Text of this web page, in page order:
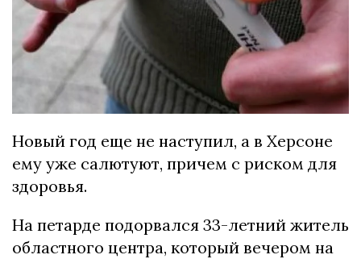
Новый год еще не наступил, а в Херсоне
ему уже салютуют, причем с риском для
здоровья.
На петарде подорвался 33-летний житель
областного центра, который вечером на